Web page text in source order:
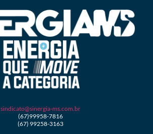
sindicato@sinergia-ms.com.br
(67)99958-7816
(67) 99258-3163